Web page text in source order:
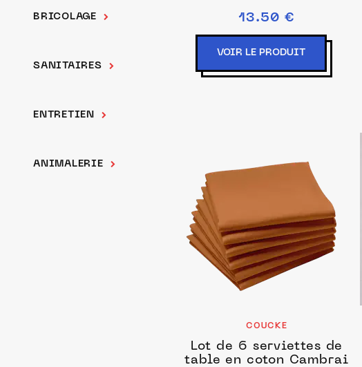
BRICOLAGE
SANITAIRES
ENTRETIEN
ANIMALERIE
13.50 €
VOIR LE PRODUIT
COUCKE
Lot de 6 serviettes de
table en coton Cambrai